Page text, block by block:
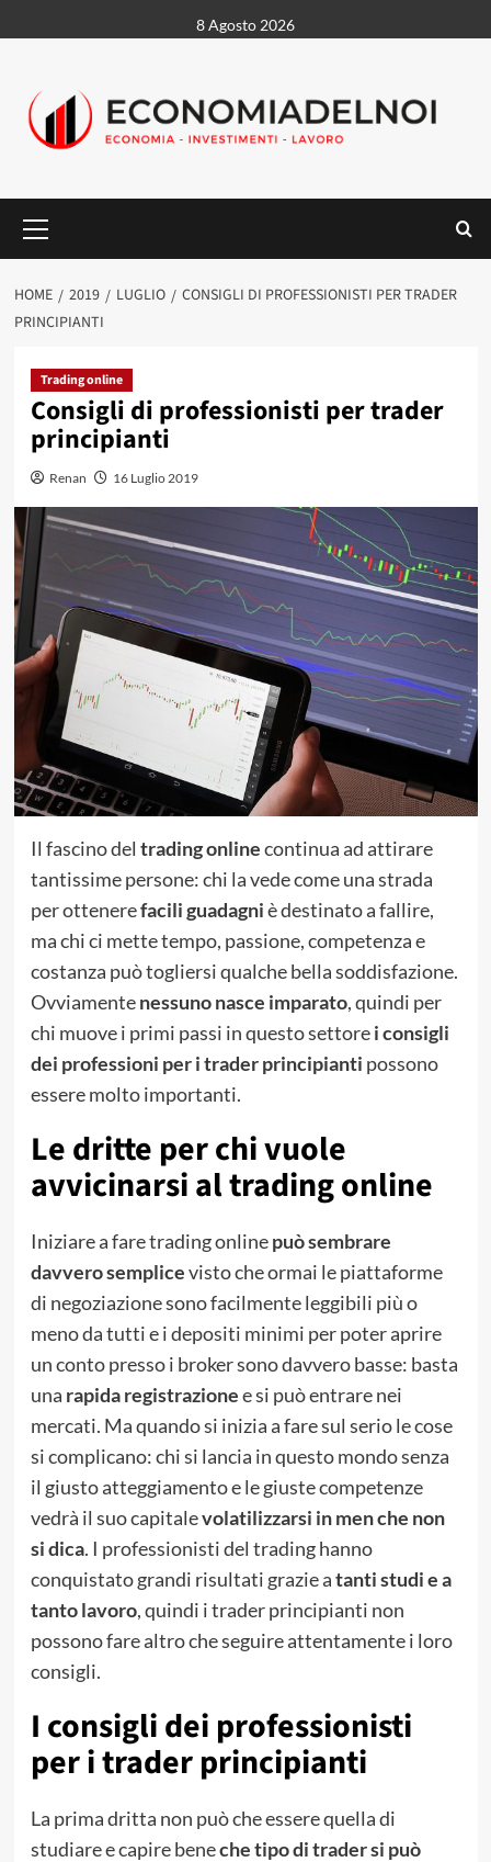
al
8 Agosto 2026
principale
HOME 2019 LUGLIO
CONSIGLI DI PROFESSIONISTI PER TRADER
PRINCIPIANTI
Trading online
Consigli di professionisti per trader
principianti
Renan 16 Luglio 2019
Il fascino del trading onlinecontinua ad attirare
tantissime persone: chi la vede come una strada
per ottenerefacili guadagniè destinato a fallire,
ma chi ci mette tempo, passione, competenza e
costanza può togliersi qualche bella soddisfazione.
Ovviamentenessuno nasce imparato, quindi per
chi muove i primi passi in questo settorei consigli
dei professioni per i trader principianti possono
essere molto importanti.
Le dritte per chi vuole
avvicinarsi al trading online
Iniziare a fare trading onlinepuò sembrare
davvero semplicevisto che ormai le piattaforme
di negoziazione sono facilmente leggibili più o
meno da tutti e i depositi minimi per poter aprire
un conto presso i broker sono davvero basse: basta
una rapida registrazionee si può entrare nei
mercati. Ma quando si inizia a fare sul serio le cose
si complicano: chi si lancia in questo mondo senza
il giusto atteggiamento e le giuste competenze
vedrà il suo capitalevolatilizzarsi in men che non
si dica. I professionisti del trading hanno
conquistato grandi risultati grazie atanti studi e a
tanto lavoro, quindi i trader principianti non
possono fare altro che seguire attentamente i loro
consigli.
I consigli dei professionisti
per i trader principianti
La prima dritta non può che essere quella di
studiare e capire beneche tipo di trader si può